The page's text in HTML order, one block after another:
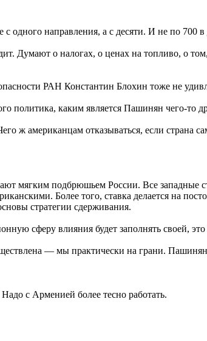
одного направления, а с десяти. И не по 700
Думают о налогах, о ценах на топливо, о
РАН Константин Блохин тоже не
политика, каким является Пашинян чего-то
ж американцам отказываться, если страна
мягким подбрюшьем России. Все западные
Более того, ставка делается на
стратегии сдерживания.
сферу влияния будет заполнять своей, это
— мы практически на грани. Пашинян
с Арменией более тесно работать.